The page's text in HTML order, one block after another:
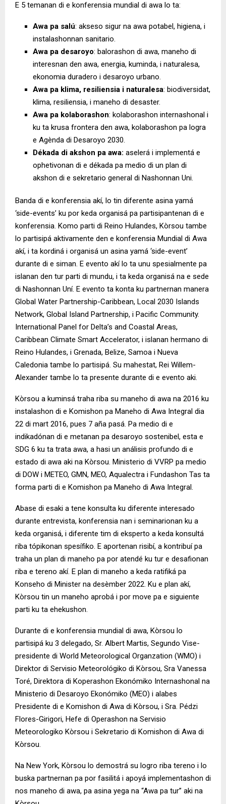
E 5 temanan di e konferensia mundial di awa lo ta:
Awa pa salú: akseso sigur na awa potabel, higiena, i
instalashonnan sanitario.
Awa pa desaroyo: balorashon di awa, maneho di
interesnan den awa, energia, kuminda, i naturalesa,
ekonomia duradero i desaroyo urbano.
Awa pa klima, resiliensia i naturalesa: biodiversidat,
klima, resiliensia, i maneho di desaster.
Awa pa kolaborashon: kolaborashon internashonal i
ku ta krusa frontera den awa, kolaborashon pa logra
e Agènda di Desaroyo 2030.
Dékada di akshon pa awa: aselerá i implementá e
ophetivonan di e dékada pa medio di un plan di
akshon di e sekretario general di Nashonnan Uni.
Banda di e konferensia akí, lo tin diferente asina yamá
‘side-events’ ku por keda organisá pa partisipantenan di e
konferensia. Komo parti di Reino Hulandes, Kòrsou tambe
lo partisipá aktivamente den e konferensia Mundial di Awa
akí, i ta kordiná i organisá un asina yamá ‘side-event’
durante di e siman. E evento akí lo ta unu spesialmente pa
islanan den tur parti di mundu, i ta keda organisá na e sede
di Nashonnan Uní. E evento ta konta ku partnernan manera
Global Water Partnership-Caribbean, Local 2030 Islands
Network, Global Island Partnership, i Pacific Community.
International Panel for Delta’s and Coastal Areas,
Caribbean Climate Smart Accelerator, i islanan hermano di
Reino Hulandes, i Grenada, Belize, Samoa i Nueva
Caledonia tambe lo partisipá. Su mahestat, Rei Willem-
Alexander tambe lo ta presente durante di e evento aki.
Kòrsou a kuminsá traha riba su maneho di awa na 2016 ku
instalashon di e Komishon pa Maneho di Awa Integral dia
22 di mart 2016, pues 7 aña pasá. Pa medio di e
indikadónan di e metanan pa desaroyo sostenibel, esta e
SDG 6 ku ta trata awa, a hasi un análisis profundo di e
estado di awa aki na Kòrsou. Ministerio di VVRP pa medio
di DOW i METEO, GMN, MEO, Aqualectra i Fundashon Tas ta
forma parti di e Komishon pa Maneho di Awa Integral.
Abase di esaki a tene konsulta ku diferente interesado
durante entrevista, konferensia nan i seminarionan ku a
keda organisá, i diferente tim di eksperto a keda konsultá
riba tópikonan spesífiko. E aportenan risibí, a kontribuí pa
traha un plan di maneho pa por atendé ku tur e desafionan
riba e tereno akí. E plan di maneho a keda ratifiká pa
Konseho di Minister na desèmber 2022. Ku e plan akí,
Kòrsou tin un maneho aprobá i por move pa e siguiente
parti ku ta ehekushon.
Durante di e konferensia mundial di awa, Kòrsou lo
partisipá ku 3 delegado, Sr. Albert Martis, Segundo Vise-
presidente di World Meteorological Organzation (WMO) i
Direktor di Servisio Meteorológiko di Kòrsou, Sra Vanessa
Toré, Direktora di Koperashon Ekonómiko Internashonal na
Ministerio di Desaroyo Ekonómiko (MEO) i alabes
Presidente di e Komishon di Awa di Kòrsou, i Sra. Pédzi
Flores-Girigori, Hefe di Operashon na Servisio
Meteorologiko Kòrsou i Sekretario di Komishon di Awa di
Kòrsou.
Na New York, Kòrsou lo demostrá su logro riba tereno i lo
buska partnernan pa por fasilitá i apoyá implementashon di
nos maneho di awa, pa asina yega na “Awa pa tur” aki na